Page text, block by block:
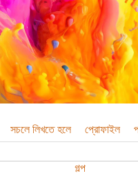
সচলে লিখতে হলে প্রোফাইল
গল্প